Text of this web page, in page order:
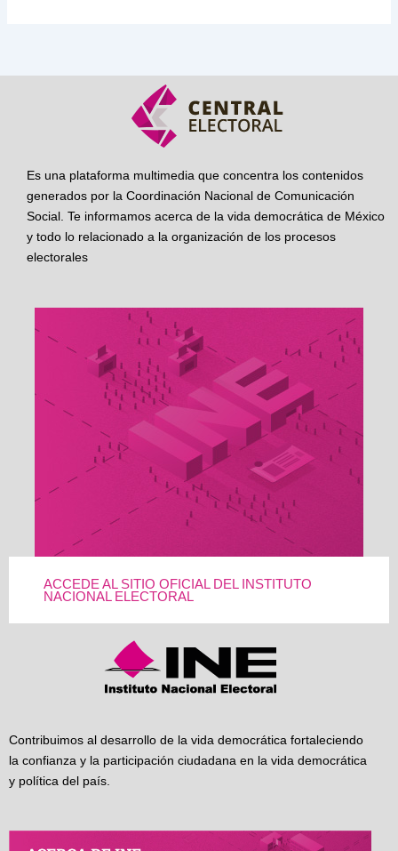
Es una plataforma multimedia que concentra los contenidos
generados por la Coordinación Nacional de Comunicación
Social. Te informamos acerca de la vida democrática de México
y todo lo relacionado a la organización de los procesos
electorales
ACCEDE AL SITIO OFICIAL DEL INSTITUTO
NACIONAL ELECTORAL
Contribuimos al desarrollo de la vida democrática fortaleciendo
la confianza y la participación ciudadana en la vida democrática
y política del país.